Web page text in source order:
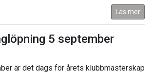
Läs mer
5 september
är det dags för årets klubbmästerskap